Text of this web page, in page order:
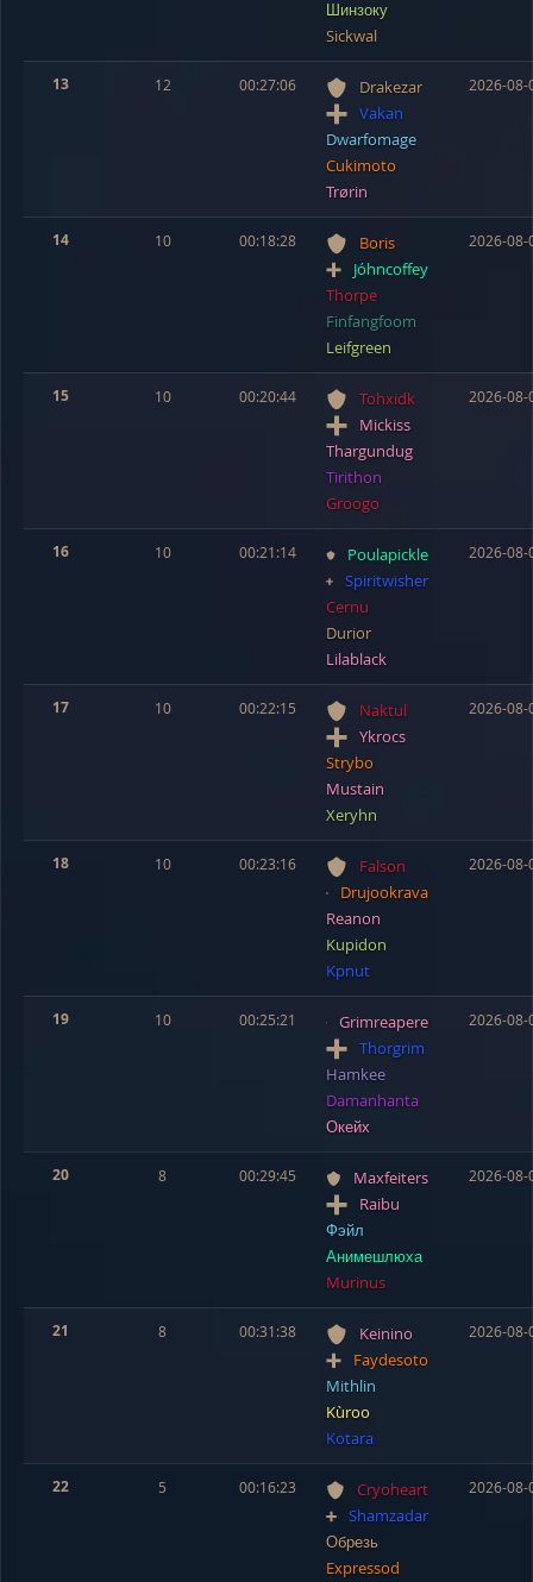
Шинзоку
Sickwal
13 12 00:27:06
Drakezar
Vakan
Dwarfomage
Cukimoto
Trørin
2026-08-
14 10 00:18:28
Boris
Jóhncoffey
Thorpe
Finfangfoom
Leifgreen
2026-08-
15 10 00:20:44
Tohxidk
Mickiss
Thargundug
Tirithon
Groogo
2026-08-
16 10 00:21:14
Poulapickle
Spiritwisher
Cernu
Durior
Lilablack
2026-08-
17 10 00:22:15
Naktul
Ykrocs
Strybo
Mustain
Xeryhn
2026-08-
18 10 00:23:16
Falson
Drujookrava
Reanon
Kupidon
Kpnut
2026-08-
19 10 00:25:21
Grimreapere
Thorgrim
Hamkee
Damanhanta
Окейх
2026-08-
20 8 00:29:45
Maxfeiters
Raibu
Фэйл
Анимешлюха
Murinus
2026-08-
21 8 00:31:38
Keinino
Faydesoto
Mithlin
Kùroo
Kotara
2026-08-
22 5 00:16:23
Cryoheart
Shamzadar
Обрезь
Expressod
2026-08-